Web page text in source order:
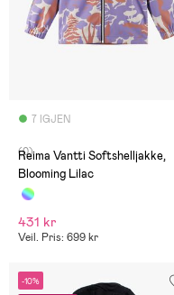
7 IGJEN
(0)
Reima Vantti Softshelljakke,
Blooming Lilac
431 kr
Veil. Pris: 699 kr
-10%